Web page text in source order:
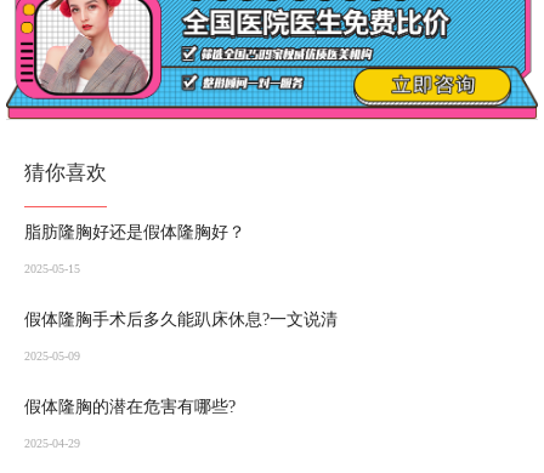
猜你喜欢
脂肪隆胸好还是假体隆胸好？
2025-05-15
假体隆胸手术后多久能趴床休息?一文说清
2025-05-09
假体隆胸的潜在危害有哪些?
2025-04-29